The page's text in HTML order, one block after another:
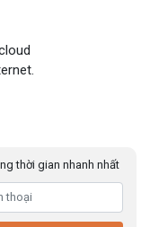
thời gian nhanh nhất